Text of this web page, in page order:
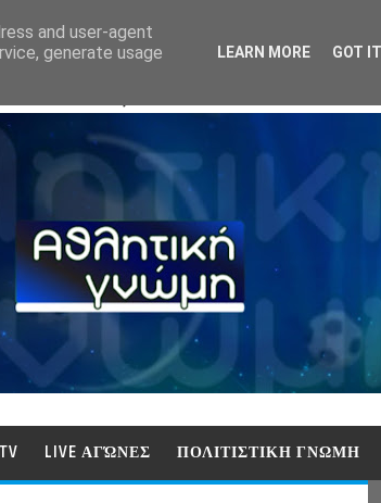
LIVE ΑΓΏΝΕΣ ΠΟΛΙΤΙΣΤΙΚΗ ΓΝΩΜΗ
and user-agent
generate usage
LEARN MORE GOT IT